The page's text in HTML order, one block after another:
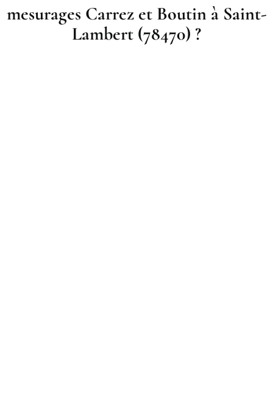
mesurages Carrez et Boutin à Saint-
Lambert (78470) ?